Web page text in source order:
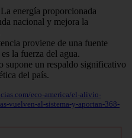
La energía proporcionada
nacional y mejora la
proviene de una fuente
la fuerza del agua.
supone un respaldo significativo
del país.
eco-america/el-alivio-
vuelven-al-sistema-y-aportan-368-